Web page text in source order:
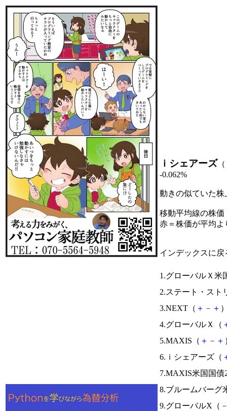
ｉシェアーズ （
-0.062%
動きの似ていた
移動平均線の株価
赤＝株価が平均
インデックスに戻
1.グローバルＸ米
2.ステート・スト
3.NEXT（ ＋ － ＋
4.グローバルＸ（
5.MAXIS（ ＋ － ＋
6.ｉシェアーズ（
7.MAXIS米国国債
8.ブルームバーグ
9.グローバルX（